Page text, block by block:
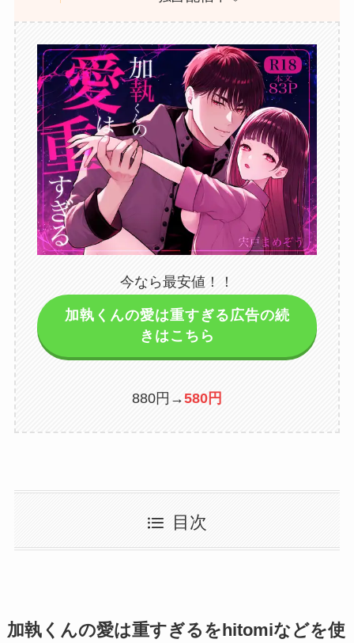
今なら最安値！！
加執くんの愛は重すぎる広告の続
きはこちら
880円→580円
目次
加執くんの愛は重すぎるをhitomiなどを使